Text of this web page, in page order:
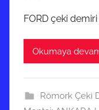
H
a
a
FORD çeki demiri
Okumaya
Römork Çeki